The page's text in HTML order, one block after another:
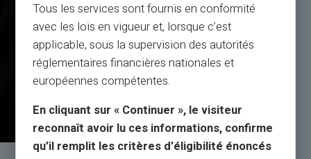
Tous les services sont fournis en conformité
avec les lois en vigueur et, lorsque c’est
applicable, sous la supervision des autorités
réglementaires financières nationales et
européennes compétentes.
En cliquant sur « Continuer », le visiteur
reconnaît avoir lu ces informations, confirme
qu’il remplit les critères d’éligibilité énoncés